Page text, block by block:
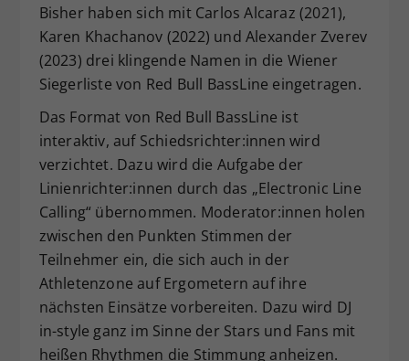
Bisher haben sich mit Carlos Alcaraz (2021),
Karen Khachanov (2022) und Alexander Zverev
(2023) drei klingende Namen in die Wiener
Siegerliste von Red Bull BassLine eingetragen.
Das Format von Red Bull BassLine ist
interaktiv, auf Schiedsrichter:innen wird
verzichtet. Dazu wird die Aufgabe der
Linienrichter:innen durch das „Electronic Line
Calling“ übernommen. Moderator:innen holen
zwischen den Punkten Stimmen der
Teilnehmer ein, die sich auch in der
Athletenzone auf Ergometern auf ihre
nächsten Einsätze vorbereiten. Dazu wird DJ
in-style ganz im Sinne der Stars und Fans mit
heißen Rhythmen die Stimmung anheizen.